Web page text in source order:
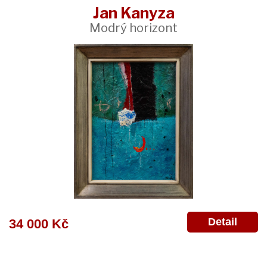
Jan Kanyza
Modrý horizont
34 000 Kč Detail